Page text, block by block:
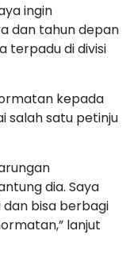
ingin
dan tahun depan
terpadu di divisi
kepada
salah satu petinju
dia. Saya
dan bisa berbagi
lanjut